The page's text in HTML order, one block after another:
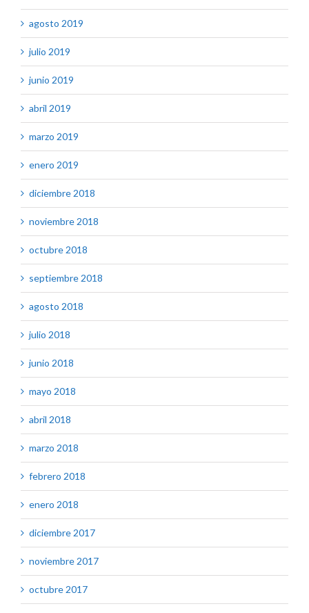
agosto 2019
julio 2019
junio 2019
abril 2019
marzo 2019
enero 2019
diciembre 2018
noviembre 2018
octubre 2018
septiembre 2018
agosto 2018
julio 2018
junio 2018
mayo 2018
abril 2018
marzo 2018
febrero 2018
enero 2018
diciembre 2017
noviembre 2017
octubre 2017